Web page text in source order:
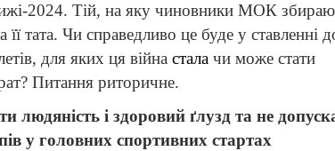
2024. Тій, на яку чиновники МОК
тата. Чи справедливо це буде у ставленні
для яких ця війна стала чи може стати
Питання риторичне.
людяність і здоровий ґлузд та не
у головних спортивних стартах